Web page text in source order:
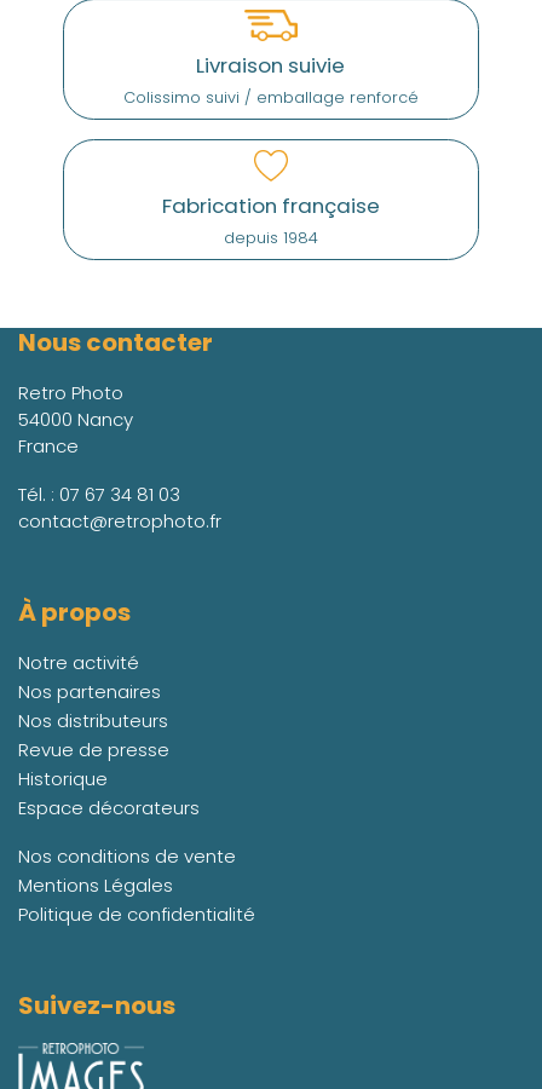
Livraison suivie
Colissimo suivi / emballage renforcé
Fabrication française
depuis 1984
Nous contacter
Retro Photo
54000 Nancy
France
Tél. : 07 67 34 81 03
contact@retrophoto.fr
À propos
Notre activité
Nos partenaires
Nos distributeurs
Revue de presse
Historique
Espace décorateurs
Nos conditions de vente
Mentions Légales
Politique de confidentialité
Suivez-nous